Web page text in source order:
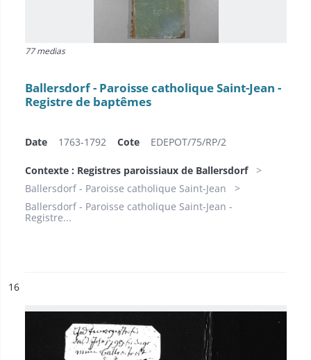
77 medias
Ballersdorf - Paroisse catholique Saint-Jean -
Registre de baptêmes
Date 1763-1792 Cote EDEPOT/75/RP/2
Contexte : Registres paroissiaux de Ballersdorf
Ballersdorf - Paroisse catholique Saint-Jean
Ballersdorf - Paroisse catholique Saint-Jean -
Registre...
n°
16